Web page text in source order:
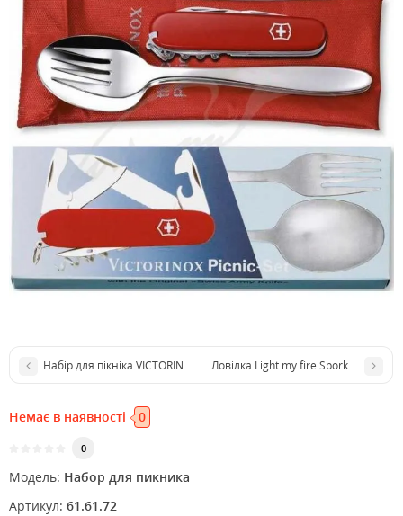
Набір для пікніка VICTORINOX 4.2441 з ножем 0.8853 W
Ловілка Light my fire Spork Original
Немає в наявності 0
0
Модель: Набор для пикника
Артикул: 61.61.72